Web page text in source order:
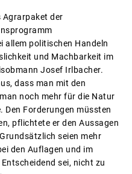
Agrarpaket der
allem politischen Handeln
und Machbarkeit im
Josef Irlbacher.
dass man mit den
noch mehr für die Natur
Den Forderungen müssten
pflichtete er den Aussagen
seien mehr
den Auflagen und im
sei, nicht zu